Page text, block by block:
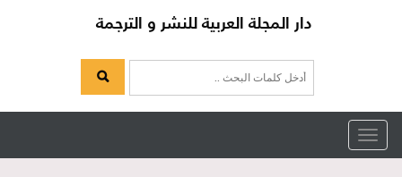
دار المجلة العربية للنشر و الترجمة
Toggle
navigation